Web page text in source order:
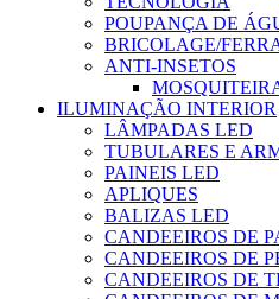
POUPANÇA DE
BRICOLAGE/
ANTI-INSETOS
ILUMINAÇÃO INTERIOR
LÂMPADAS LED
TUBULARES E
PAINEIS LED
APLIQUES
BALIZAS LED
CANDEEIROS DE
CANDEEIROS DE
CANDEEIROS DE